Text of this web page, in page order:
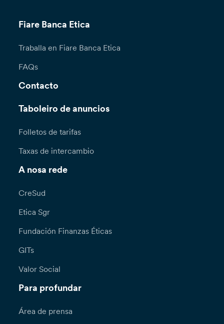
Fiare Banca Etica
Traballa en Fiare Banca Etica
FAQs
Contacto
Taboleiro de anuncios
Folletos de tarifas
Taxas de intercambio
A nosa rede
CreSud
Etica Sgr
Fundación Finanzas Éticas
GITs
Valor Social
Para profundar
Área de prensa